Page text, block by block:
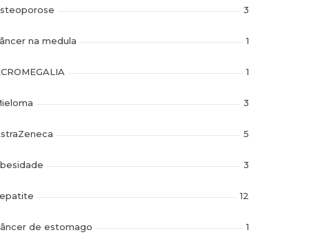
3
na medula 1
1
3
5
3
12
de estomago 1